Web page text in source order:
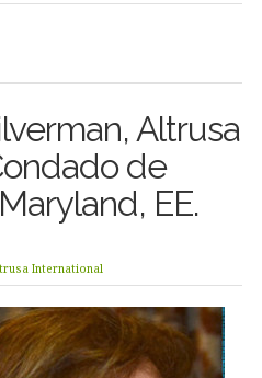
Altrusa
de
EE.
International